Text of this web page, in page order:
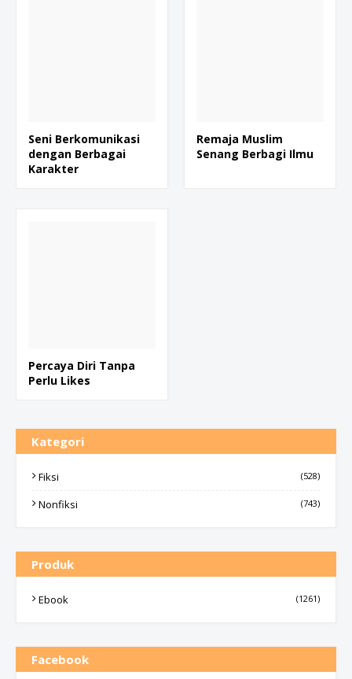
Seni Berkomunikasi
dengan Berbagai
Karakter
Remaja Muslim
Senang Berbagi Ilmu
Percaya Diri Tanpa
Perlu Likes
Kategori
Fiksi (528)
Nonfiksi (743)
Produk
Ebook (1261)
Facebook